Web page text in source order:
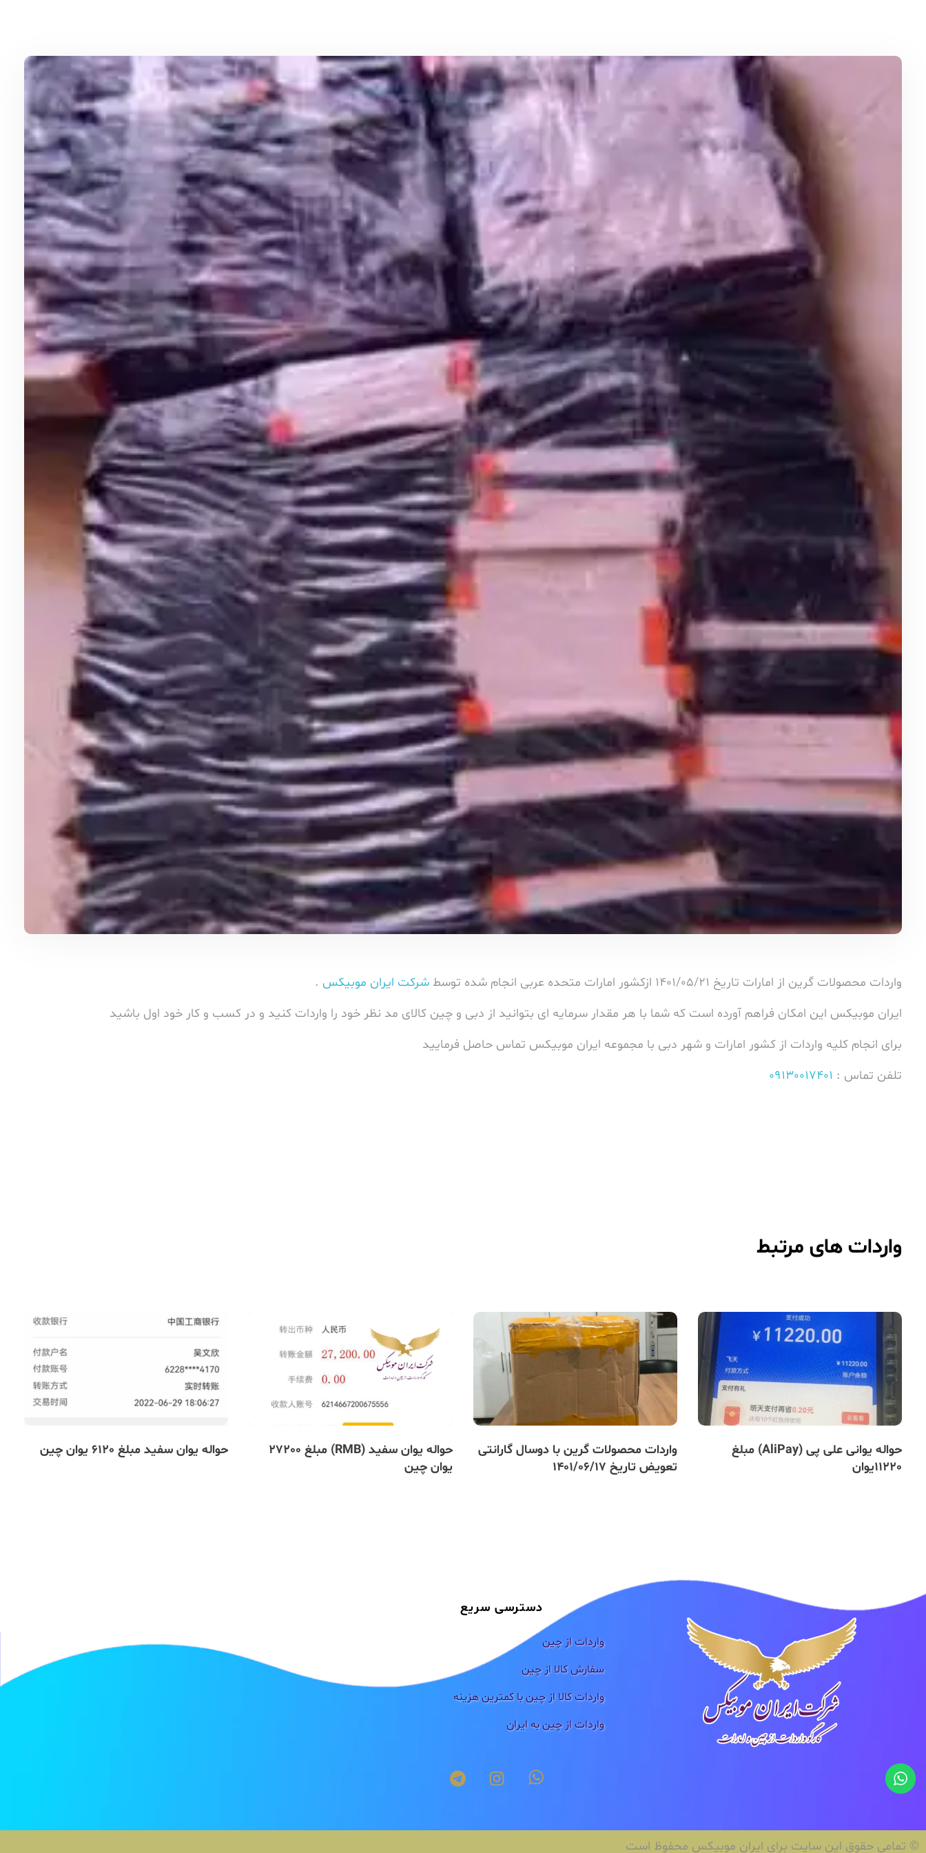
واردات محصولات گرین از امارات تاریخ 1401/05/21 ازکشور امارات متحده عربی انجام شده توسط شرکت ایران موبیکس .
ایران موبیکس این امکان فراهم آورده است که شما با هر مقدار سرمایه ای بتوانید از دبی و چین کالای مد نظر خود را واردات کنید و در کسب و کار خود اول باشید
برای انجام کلیه واردات از کشور امارات و شهر دبی با مجموعه ایران موبیکس تماس حاصل فرمایید
تلفن تماس : 09130017401
واردات های مرتبط
حواله یوان سفید مبلغ 6120 یوان چین
حواله یوان سفید (RMB) مبلغ 27200
یوان چین
واردات محصولات گرین با دوسال گارانتی
تعویض تاریخ 1401/06/17
حواله یوانی علی پی (AliPay) مبلغ
11220یوان
دسترسی سریع
واردات از چین
سفارش کالا از چین
واردات کالا از چین با کمترین هزینه
واردات از چین به ایران
© تمامی حقوق این سایت برای ایران موبیکس محفوظ است